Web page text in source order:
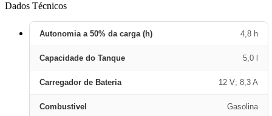
Dados Técnicos
Autonomia a 50% da carga (h) 4,8 h
Capacidade do Tanque 5,0 l
Carregador de Bateria 12 V; 8,3 A
Combustivel Gasolina